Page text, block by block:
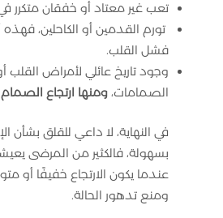
تعب غير معتاد أو خفقان
تورم القدمين أو الكاحلين،
فشل القلب.
وجود تاريخ عائلي لأمراض القلب
الصمامات،ومنها ارتجاع الصمام
في النهاية، لا داعي للقلق بشأن
بسهولة، فالكثير من المرضى
عندما يكون الارتجاع خفيفًا أو
ومنع تدهور الحالة.